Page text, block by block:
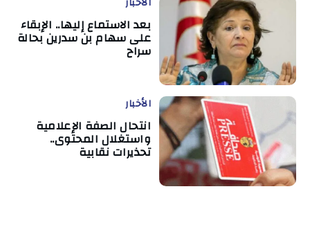
بعد الاستماع إليها.. الإبقاء
على سهام بن سدرين بحالة
سراح
الأخبار
انتحال الصفة الإعلامية
واستغلال المحتوى..
تحذيرات نقابية